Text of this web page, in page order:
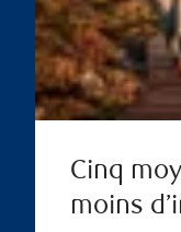
Cinq
moins